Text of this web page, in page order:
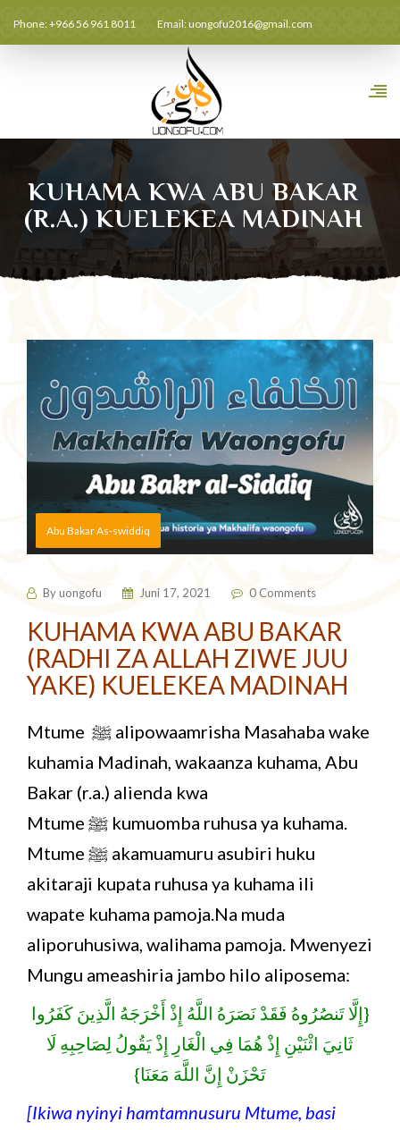
Phone: +966 56 961 8011 Email:uongofu2016@gmail.com
KUHAMA KWA ABU BAKAR
(R.A.) KUELEKEA MADINAH
Abu Bakar As-swiddiq
Byuongofu Juni 17, 2021 0 Comments
KUHAMA KWA ABU BAKAR
(RADHI ZA ALLAH ZIWE JUU
YAKE) KUELEKEA MADINAH
Mtume ﷺ alipowaamrisha Masahaba wake
kuhamia Madinah, wakaanza kuhama, Abu
Bakar (r.a.) alienda kwa
Mtume ﷺ kumuomba ruhusa ya kuhama.
Mtume ﷺ akamuamuru asubiri huku
akitaraji kupata ruhusa ya kuhama ili
wapate kuhama pamoja.Na muda
aliporuhusiwa, walihama pamoja. Mwenyezi
Mungu ameashiria jambo hilo aliposema:
{إِلَّا تَنصُرُوهُ فَقَدْ نَصَرَهُ اللَّهُ إِذْ أَخْرَجَهُ الَّذِينَ كَفَرُوا
ثَانِيَ اثْنَيْنِ إِذْ هُمَا فِي الْغَارِ إِذْ يَقُولُ لِصَاحِبِهِ لَا
تَحْزَنْ إِنَّ اللَّهَ مَعَنَا}
[Ikiwa nyinyi hamtamnusuru Mtume, basi